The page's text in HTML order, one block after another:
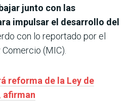
junto con las
impulsar el desarrollo del
con lo reportado por el
(MIC).
reforma de la Ley de
afirman